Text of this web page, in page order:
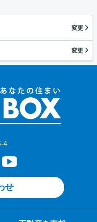
変更
変更
4
せ